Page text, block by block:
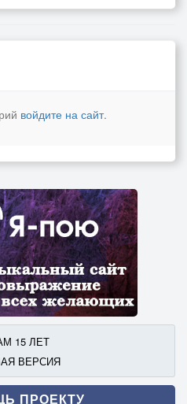
войдите на сайт.
15 ЛЕТ
ВЕРСИЯ
ПРОЕКТУ